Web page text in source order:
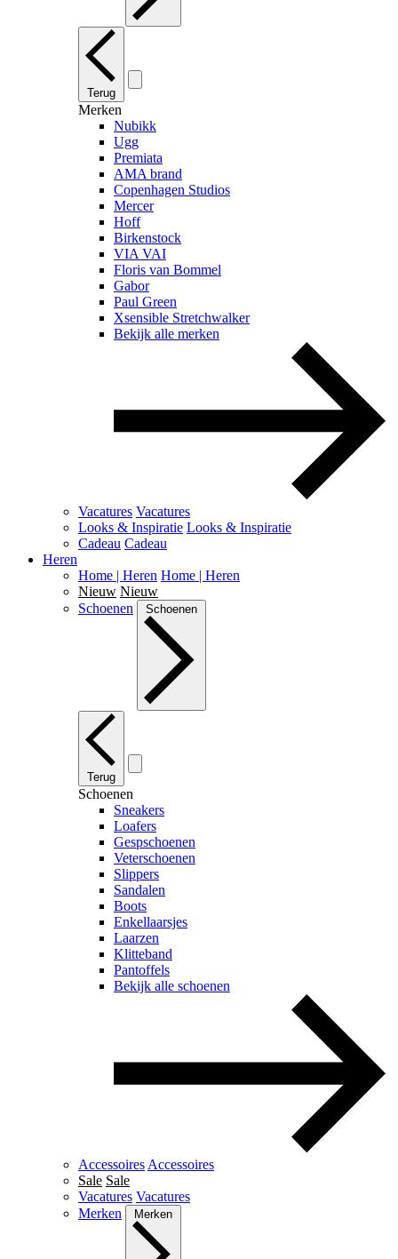
Terug
Merken
Nubikk
Ugg
Premiata
AMA brand
Copenhagen Studios
Mercer
Hoff
Birkenstock
VIA VAI
Floris van Bommel
Gabor
Paul Green
Xsensible Stretchwalker
Bekijk alle merken
Vacatures Vacatures
Looks & Inspiratie Looks & Inspiratie
Cadeau Cadeau
Heren
Home | Heren Home | Heren
Nieuw Nieuw
Schoenen
Schoenen
Terug
Schoenen
Sneakers
Loafers
Gespschoenen
Veterschoenen
Slippers
Sandalen
Boots
Enkellaarsjes
Laarzen
Klitteband
Pantoffels
Bekijk alle schoenen
Accessoires Accessoires
Sale Sale
Vacatures Vacatures
Merken
Merken